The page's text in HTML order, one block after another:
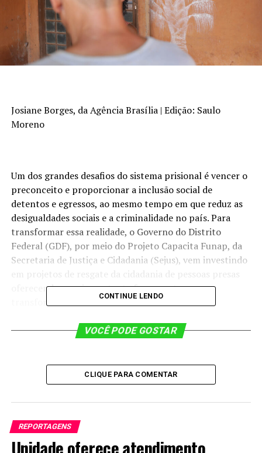
Josiane Borges, da Agência Brasília | Edição: Saulo
Moreno
Um dos grandes desafios do sistema prisional é vencer o
preconceito e proporcionar a inclusão social de
detentos e egressos, ao mesmo tempo em que reduz as
desigualdades sociais e a criminalidade no país. Para
transformar essa realidade, o Governo do Distrito
Federal (GDF), por meio do Projeto Capacita Funap, da
Secretaria de Justiça e Cidadania (Sejus), vem investindo
em projetos de resgate da cidadania de pessoas presas
oferecendo uma importante ferramenta
transformadora: o trabalho.
João Fernandes, que há três meses tenta mudar de vida, dedica 15
Oliveira/Agência Brasília
Há três meses, João Fernandes, de 53 anos, tenta mudar
de vida. Diariamente, ele dedica 15 horas do seu dia
cumprindo a rotina de deixar o Centro de Progressão
Penitenciária (CPP) no Setor de Indústria e
CONTINUE LENDO
VOCÊ PODE GOSTAR
CLIQUE PARA COMENTAR
REPORTAGENS
Unidade oferece atendimento